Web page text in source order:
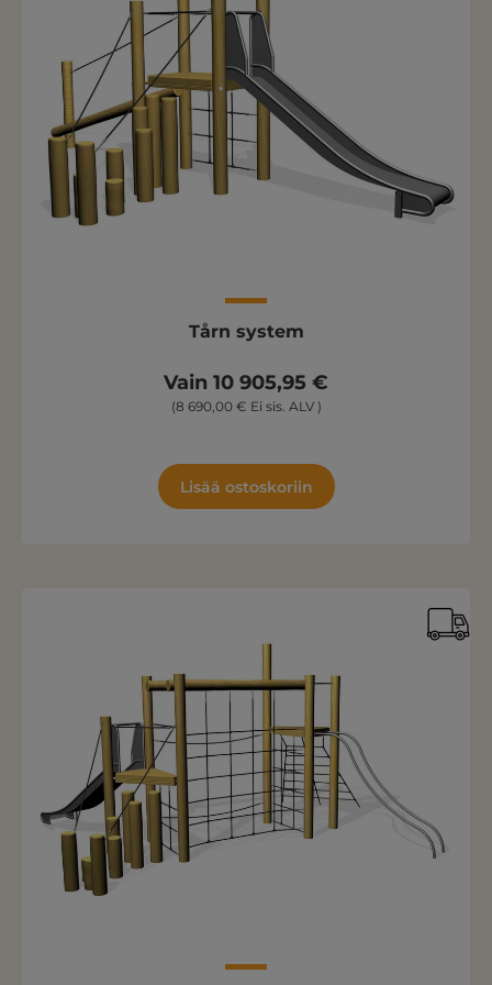
Tårn system
Vain 10 905,95 €
(8 690,00 € Ei sis. ALV )
Lisää ostoskoriin